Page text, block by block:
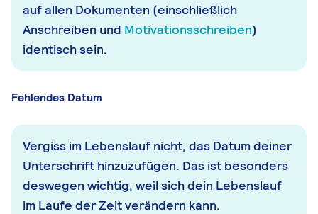
auf allen Dokumenten (einschließlich
Anschreiben und Motivationsschreiben)
identisch sein.
Fehlendes Datum
Vergiss im Lebenslauf nicht, das Datum deiner
Unterschrift hinzuzufügen. Das ist besonders
deswegen wichtig, weil sich dein Lebenslauf
im Laufe der Zeit verändern kann.